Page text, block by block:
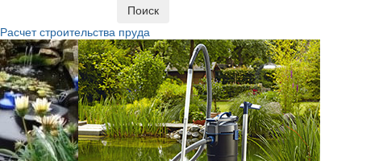
Поиск
Расчет строительства пруда